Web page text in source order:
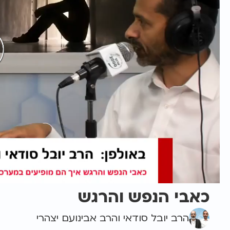
כאבי הנפש והרגש
הרב יובל סודאי והרב אבינועם יצהרי